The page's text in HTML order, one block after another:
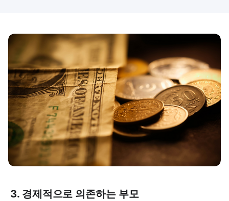
3. 경제적으로 의존하는 부모